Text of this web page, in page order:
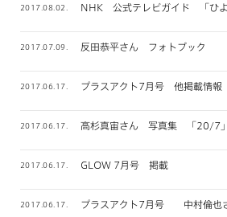
2017.08.02. NHK 公式テレビガイド 「ひ
2017.07.09. 反田恭平さん フォトブック
2017.06.17. プラスアクト7月号 他掲載情報
2017.06.17. 高杉真宙さん 写真集 「20/7
2017.06.17. GLOW 7月号 掲載
2017.06.17. プラスアクト7月号 中村倫也